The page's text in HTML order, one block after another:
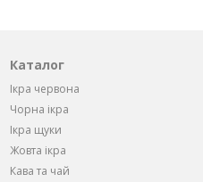
Каталог
Ікра червона
Чорна iкра
Iкра щуки
Жовта iкра
Кава та чай